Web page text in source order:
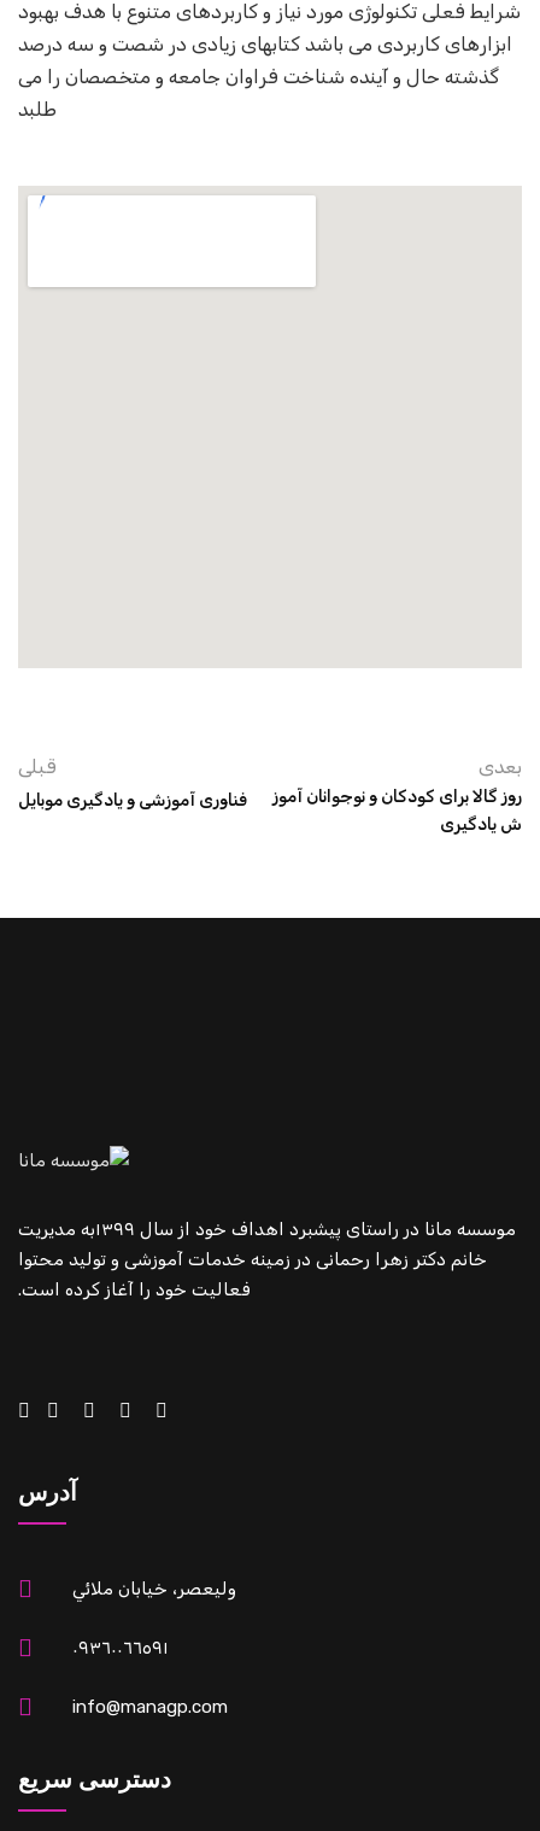
شرایط فعلی تکنولوژی مورد نیاز و کاربردهای متنوع با هدف بهبود
ابزارهای کاربردی می باشد کتابهای زیادی در شصت و سه درصد
گذشته حال و آینده شناخت فراوان جامعه و متخصصان را می
طلبد
قبلی
فناوری آموزشی و یادگیری موبایل
بعدی
روز گالا برای کودکان و نوجوانان آموز
ش یادگیری
موسسه مانا در راستای پیشبرد اهداف خود از سال ۱۳۹۹به مدیریت
خانم دکتر زهرا رحمانی در زمینه خدمات آموزشی و تولید محتوا
فعالیت خود را آغاز کرده است.
آدرس
وليعصر، خيابان ملائي
٠٩٣٦٠٠٦٦٥٩١
info@managp.com
دسترسی سریع